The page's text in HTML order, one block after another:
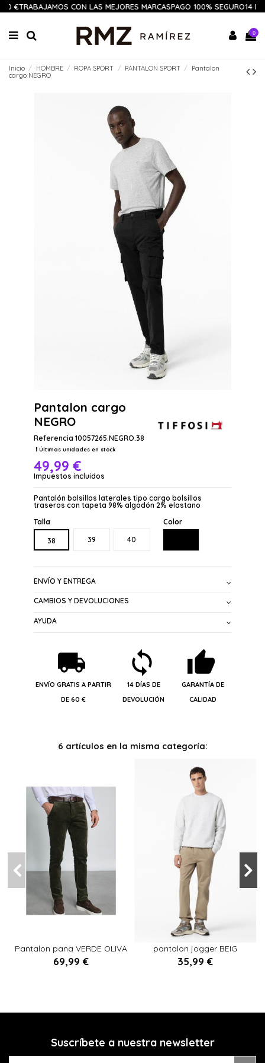
€TRABAJAMOS CON LAS MEJORES MARCASPAGO 100% SEGURO14
0
Inicio HOMBRE ROPA SPORT PANTALON SPORT
Pantalon
cargo NEGRO
Pantalon cargo
NEGRO
Referencia 10057265.NEGRO.38
Últimas unidades en stock
49,99 €
Impuestos incluidos
Pantalón bolsillos laterales tipo cargo bolsillos
traseros con tapeta 98% algodón 2% elastano
Talla
38 39 40
Color
ENVÍO Y ENTREGA
CAMBIOS Y DEVOLUCIONES
AYUDA
ENVÍO GRATIS A PARTIR
DE 60 €
14 DÍAS DE
DEVOLUCIÓN
GARANTÍA DE
CALIDAD
6 artículos en la misma categoría:
Pantalon pana VERDE OLIVA
69,99 €
Añadir al carrito
pantalon jogger BEIG
35,99 €
39 40
Añadir al carrito
Suscríbete a nuestra newsletter